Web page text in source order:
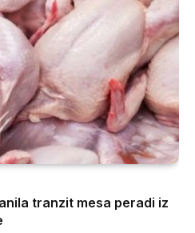
tranzit mesa peradi iz